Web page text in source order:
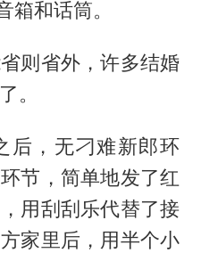
箱和话筒。
则省外，许多结婚
。
后，无刁难新郎环
节，简单地发了红
用刮刮乐代替了接
家里后，用半个小